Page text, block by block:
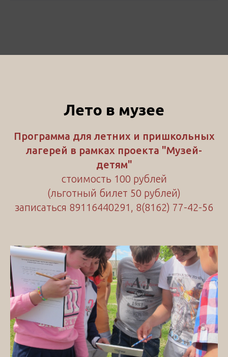
Лето в музее
Программа для летних и пришкольных
лагерей в рамках проекта "Музей-
детям"
стоимость 100 рублей
(льготный билет 50 рублей)
записаться 89116440291, 8(8162) 77-42-56